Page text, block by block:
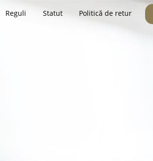
Reguli Statut Politică de retur